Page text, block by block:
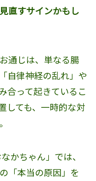
直すサインかもし
通じは、単なる腸
自律神経の乱れ」や
合って起きているこ
しても、一時的な対
かちゃん」では、
「本当の原因」を